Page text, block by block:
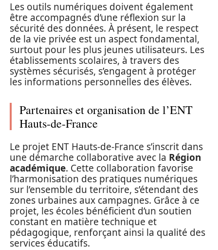
Les outils numériques doivent également
être accompagnés d’une réflexion sur la
sécurité des données. À présent, le respect
de la vie privée est un aspect fondamental,
surtout pour les plus jeunes utilisateurs. Les
établissements scolaires, à travers des
systèmes sécurisés, s’engagent à protéger
les informations personnelles des élèves.
Partenaires et organisation de l’ENT
Hauts-de-France
Le projet ENT Hauts-de-France s’inscrit dans
une démarche collaborative avec la Région
académique. Cette collaboration favorise
l’harmonisation des pratiques numériques
sur l’ensemble du territoire, s’étendant des
zones urbaines aux campagnes. Grâce à ce
projet, les écoles bénéficient d’un soutien
constant en matière technique et
pédagogique, renforçant ainsi la qualité des
services éducatifs.